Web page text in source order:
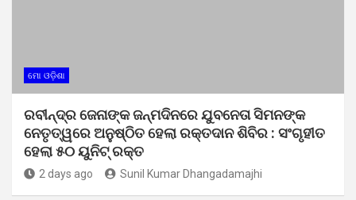
ମୋ ଓଡ଼ିଶା
ରବୀନ୍ଦ୍ର ଜେନାଙ୍କ ଜନ୍ମଦିନରେ ଯୁବନେତା ସିମନଙ୍କ
ନେତୃତ୍ୱରେ ଅନୁଷ୍ଠିତ ହେଲା ରକ୍ତଦାନ ଶିବିର : ସଂଗୃହୀତ
ହେଲା ୫୦ ୟୁନିଟ୍ ରକ୍ତ
2 days ago Sunil Kumar Dhangadamajhi